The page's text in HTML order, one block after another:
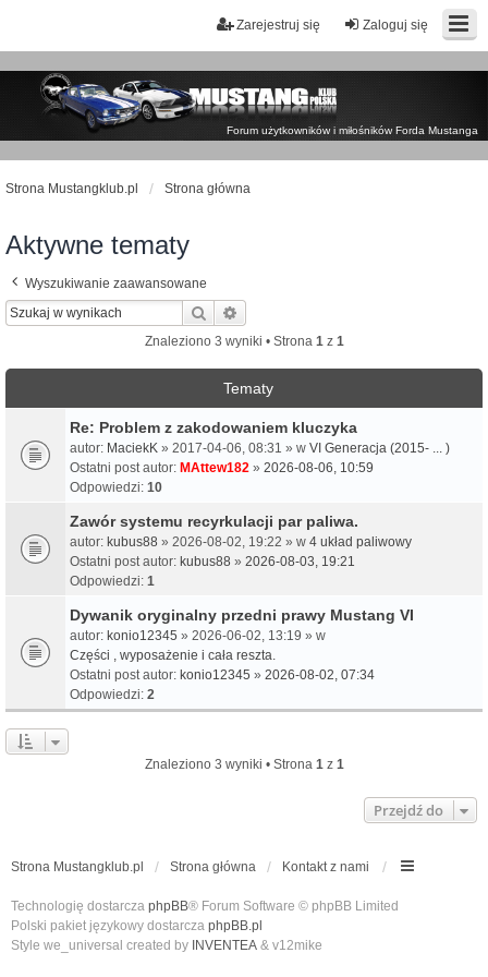
Zaloguj się
Zarejestruj się
Forum użytkowników i miłośników Forda Mustanga
Strona Mustangklub.pl Strona główna
Aktywne tematy
Wyszukiwanie zaawansowane
Szukaj
Znaleziono 3 wyniki • Strona 1z 1
Tematy
Re: Problem z zakodowaniem kluczyka
autor: MaciekK » 2017-04-06, 08:31 » w VI Generacja (2015- ... )
Ostatni post autor: MAttew182 » 2026-08-06, 10:59
Odpowiedzi: 10
Zawór systemu recyrkulacji par paliwa.
autor: kubus88 » 2026-08-02, 19:22 » w 4 układ paliwowy
Ostatni post autor: kubus88 » 2026-08-03, 19:21
Odpowiedzi: 1
Dywanik oryginalny przedni prawy Mustang VI
autor: konio12345 » 2026-06-02, 13:19 » w
Części , wyposażenie i cała reszta.
Ostatni post autor: konio12345 » 2026-08-02, 07:34
Odpowiedzi: 2
Znaleziono 3 wyniki • Strona 1z 1
Przejdź do
Strona Mustangklub.pl Strona główna Kontakt z nami
Technologię dostarcza phpBB® Forum Software © phpBB Limited
Polski pakiet językowy dostarcza phpBB.pl
Style we_universal created by INVENTEA & v12mike